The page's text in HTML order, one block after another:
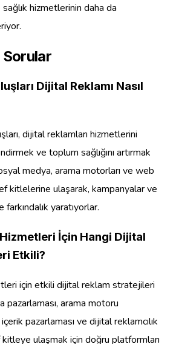
hizmetlerinin daha da
Sorular
Dijital Reklamı Nasıl
dijital reklamları hizmetlerini
ve toplum sağlığını artırmak
medya, arama motorları ve web
kitlelerine ulaşarak, kampanyalar ve
yaratıyorlar.
İçin Hangi Dijital
Etkili?
için etkili dijital reklam stratejileri
pazarlaması, arama motoru
pazarlaması ve dijital reklamcılık
ulaşmak için doğru platformları